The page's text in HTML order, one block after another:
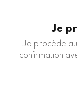
Je
Je procède
confirmation